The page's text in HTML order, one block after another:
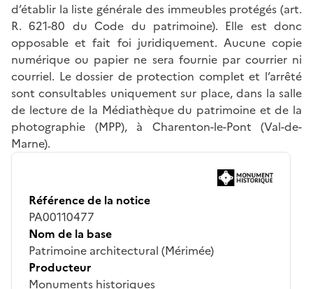
d’établir la liste générale des immeubles protégés (art.
R. 621-80 du Code du patrimoine). Elle est donc
opposable et fait foi juridiquement. Aucune copie
numérique ou papier ne sera fournie par courrier ni
courriel. Le dossier de protection complet et l’arrêté
sont consultables uniquement sur place, dans la salle
de lecture de la Médiathèque du patrimoine et de la
photographie (MPP), à Charenton-le-Pont (Val-de-
Marne).
Référence de la notice
PA00110477
Nom de la base
Patrimoine architectural (Mérimée)
Producteur
Monuments historiques